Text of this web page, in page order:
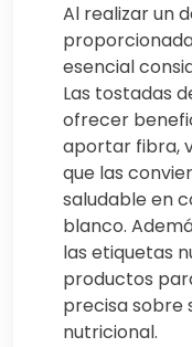
Al realizar un
esencial
Las tostadas
ofrecer
aportar fibra,
que las
saludable en
blanco.
las etiquetas
productos
precisa sobre
nutricional.